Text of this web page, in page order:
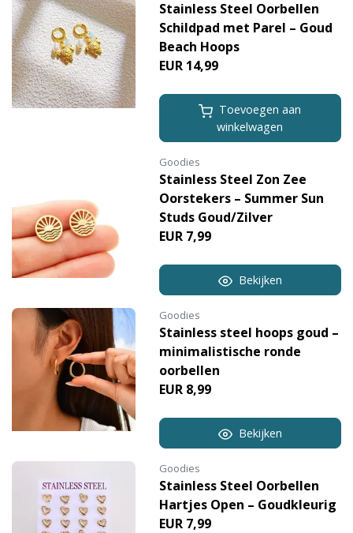
Stainless Steel Oorbellen
Schildpad met Parel – Goud
Beach Hoops
EUR 14,99
Toevoegen aan
winkelwagen
Goodies
Stainless Steel Zon Zee
Oorstekers – Summer Sun
Studs Goud/Zilver
EUR 7,99
Bekijken
Goodies
Stainless steel hoops goud –
minimalistische ronde
oorbellen
EUR 8,99
Bekijken
Goodies
Stainless Steel Oorbellen
Hartjes Open – Goudkleurig
EUR 7,99